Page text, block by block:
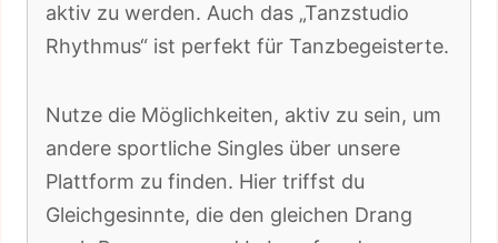
aktiv zu werden. Auch das „Tanzstudio
Rhythmus“ ist perfekt für Tanzbegeisterte.
Nutze die Möglichkeiten, aktiv zu sein, um
andere sportliche Singles über unsere
Plattform zu finden. Hier triffst du
Gleichgesinnte, die den gleichen Drang